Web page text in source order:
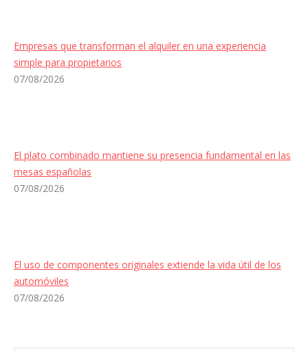
Empresas que transforman el alquiler en una experiencia
simple para propietarios
07/08/2026
El plato combinado mantiene su presencia fundamental en las
mesas españolas
07/08/2026
El uso de componentes originales extiende la vida útil de los
automóviles
07/08/2026